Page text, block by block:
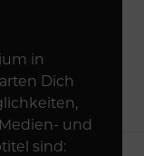
in
Dich
und
sind: